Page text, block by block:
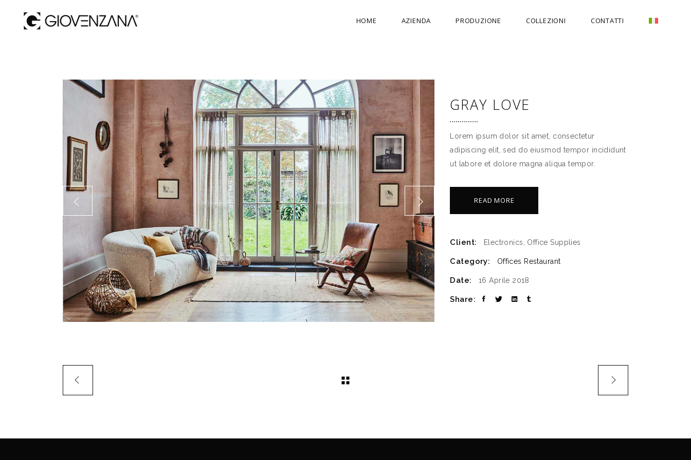
HOME AZIENDA PRODUZIONE COLLEZIONI CONTATTI
GRAY LOVE
Lorem ipsum dolor sit amet, consectetur
adipiscing elit, sed do eiusmod tempor incididunt
ut labore et dolore magna aliqua tempor.
READ MORE
Client: Electronics, Office Supplies
Category: Offices Restaurant
Date: 16 Aprile 2018
Share: